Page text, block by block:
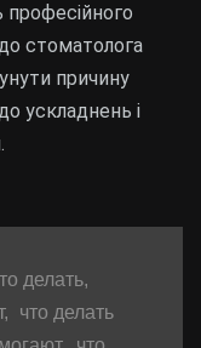
стоматолога
причину
ускладнень і
делать,
,
что делать